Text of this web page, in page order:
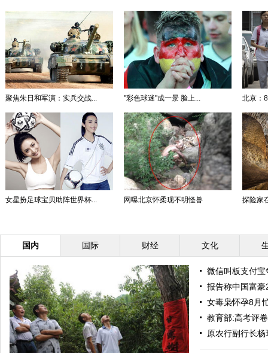
聚焦朱日和军演：实兵交战... "彩色球迷"成一景 脸上... 北京：
女星扮足球宝贝助阵世界杯... 网曝北京怀柔现不明怪兽 探险家
国内 国际 财经 文化
微信叫板支付
报告称中国富
女毒枭怀孕8月
教育部:高考评
原农行副行长